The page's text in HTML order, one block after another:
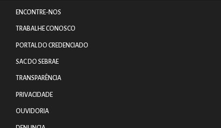
ENCONTRE-NOS
TRABALHE CONOSCO
PORTAL DO CREDENCIADO
SAC DO SEBRAE
TRANSPARÊNCIA
PRIVACIDADE
OUVIDORIA